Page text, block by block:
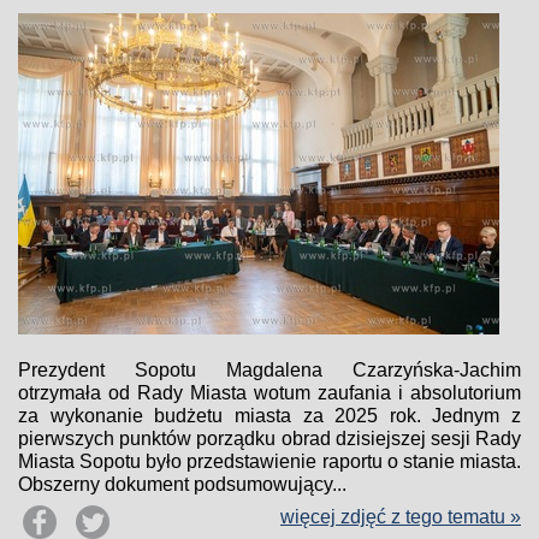
Prezydent Sopotu Magdalena Czarzyńska-Jachim
otrzymała od Rady Miasta wotum zaufania i absolutorium
za wykonanie budżetu miasta za 2025 rok. Jednym z
pierwszych punktów porządku obrad dzisiejszej sesji Rady
Miasta Sopotu było przedstawienie raportu o stanie miasta.
Obszerny dokument podsumowujący...
więcej zdjęć z tego tematu »